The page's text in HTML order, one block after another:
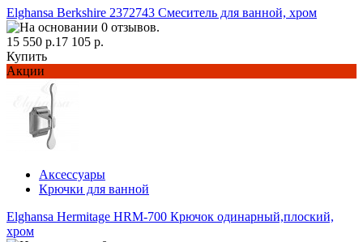
Elghansa Berkshire 2372743 Смеситель для ванной, хром
15 550 р.17 105 р.
Купить
Акции
Аксессуары
Крючки для ванной
Elghansa Hermitage HRM-700 Крючок одинарный,плоский,
хром